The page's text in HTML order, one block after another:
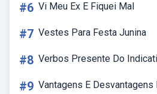
#6 Vi Meu Ex E Fiquei Mal
#7 Vestes Para Festa Junina
#8 Verbos Presente Do
#9 Vantagens E Desvantagens